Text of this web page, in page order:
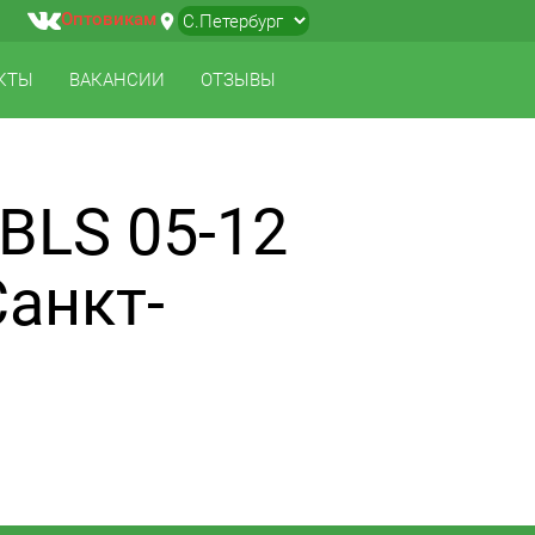
Оптовикамlocation_on ▼
ВАКАНСИИ ОТЗЫВЫ
05-12